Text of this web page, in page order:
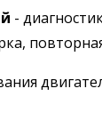
-